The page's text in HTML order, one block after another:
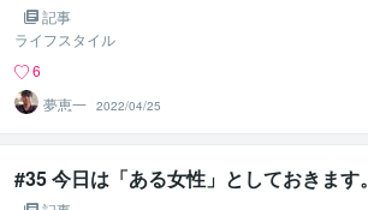
記事
ライフスタイル
6
夢恵一 2022/04/25
#35 今日は「ある女性」としておきます。